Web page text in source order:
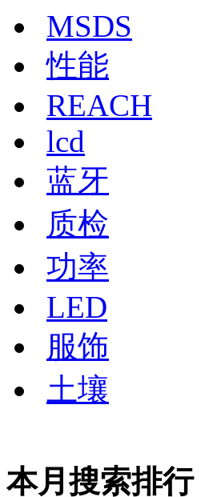
MSDS
性能
REACH
lcd
蓝牙
质检
功率
LED
服饰
土壤
本月搜索排行